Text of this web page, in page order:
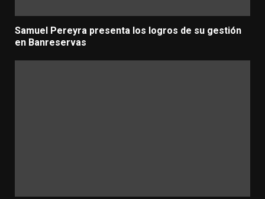
Samuel Pereyra presenta los logros de su gestión
en Banreservas